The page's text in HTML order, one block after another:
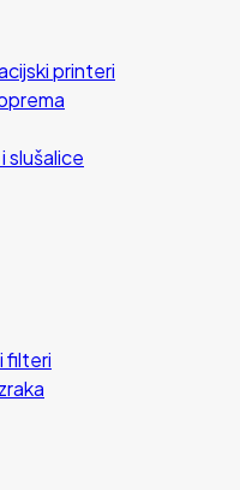
printeri
slušalice
filteri